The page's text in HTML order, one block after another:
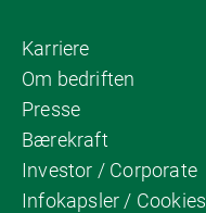
Karriere
Om bedriften
Presse
Bærekraft
Investor / Corporate
Infokapsler / Cookies